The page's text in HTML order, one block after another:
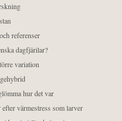
referenser
dagfjärilar?
variation
hur det var
värmestress som larver